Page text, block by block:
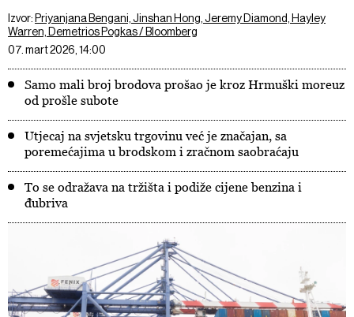
Izvor: Priyanjana Bengani, Jinshan Hong, Jeremy Diamond, Hayley
Warren, Demetrios Pogkas / Bloomberg
07. mart 2026, 14:00
Samo mali broj brodova prošao je kroz Hrmuški moreuz
od prošle subote
Utjecaj na svjetsku trgovinu već je značajan, sa
poremećajima u brodskom i zračnom saobraćaju
To se odražava na tržišta i podiže cijene benzina i
đubriva